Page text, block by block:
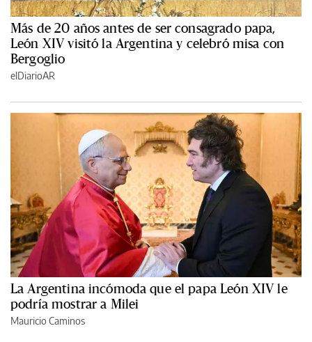
Más de 20 años antes de ser consagrado papa,
León XIV visitó la Argentina y celebró misa con
Bergoglio
elDiarioAR
La Argentina incómoda que el papa León XIV le
podría mostrar a Milei
Mauricio Caminos